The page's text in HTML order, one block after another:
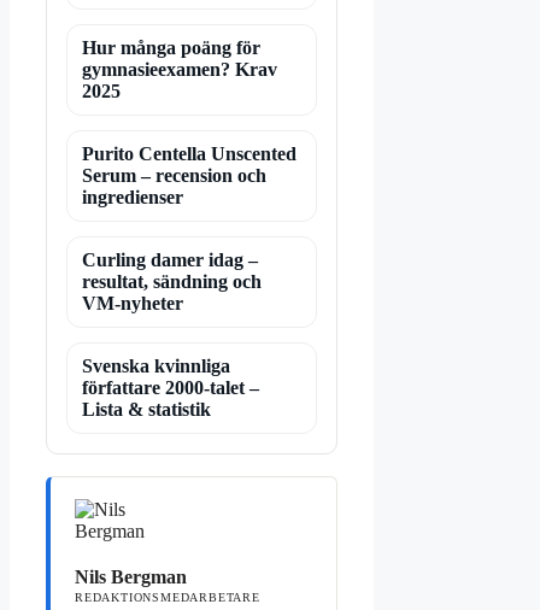
Hur många poäng för
gymnasieexamen? Krav
2025
Purito Centella Unscented
Serum – recension och
ingredienser
Curling damer idag –
resultat, sändning och
VM-nyheter
Svenska kvinnliga
författare 2000-talet –
Lista & statistik
Nils Bergman
REDAKTIONSMEDARBETARE